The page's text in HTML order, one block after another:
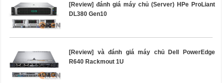
[Review] đánh giá máy chủ (Server) HPe ProLiant
DL380 Gen10
[Review] và đánh giá máy chủ Dell PowerEdge
R640 Rackmout 1U